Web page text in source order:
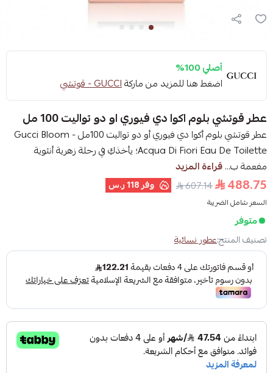
أصلي 100%
اضغط هنا للمزيد من ماركةGUCCI - قوتشي
عطر قوتشي بلوم اكوا دي فيوري او دو تواليت 100 مل
عطر قوتشي بلوم أكوا دي فيوري أو دو تواليت 100مل - Gucci Bloom
Acqua Di Fiori Eau De Toilette؛ يأخذكِ في رحلة زهرية أنثوية
مفعمة ب...قراءة المزيد
488.75
607.14 وفر118 ر.س
السعر شامل الضريبة
متوفر
تصنيف المنتج:عطور نسائية